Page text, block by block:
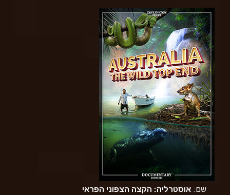
שם: אוסטרליה: הקצה הצפוני הפראי